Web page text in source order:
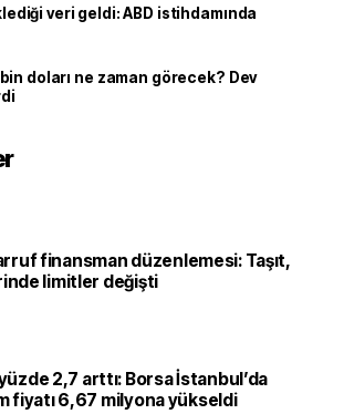
veri geldi: ABD istihdamında
doları ne zaman görecek? Dev
finansman düzenlemesi: Taşıt,
limitler değişti
2,7 arttı: Borsa İstanbul’da
fiyatı 6,67 milyona yükseldi